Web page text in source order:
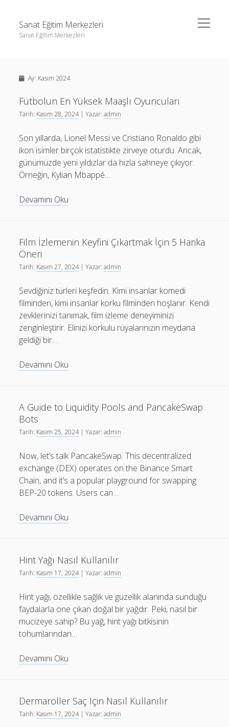
Sanat Eğitim Merkezleri
Sanat Eğitim Merkezleri
menüyü
aç
Sayfa Listesi
Youtube Abone Kasma Ücretsiz
Liste
Sayfa Listesi
Youtube Abone Kasma Ücretsiz
Ay: Kasım 2024
Futbolun En Yüksek Maaşlı Oyuncuları
Tarih: Kasım 28, 2024| Yazar:admin
Son yıllarda, Lionel Messi ve Cristiano Ronaldo gibi
ikon isimler birçok istatistikte zirveye oturdu. Ancak,
günümüzde yeni yıldızlar da hızla sahneye çıkıyor.
Örneğin, Kylian Mbappé…
Devamını Oku
Oyuncuları
Film İzlemenin Keyfini Çıkartmak İçin 5 Harika
Öneri
Tarih: Kasım 27, 2024| Yazar:admin
Sevdiğiniz türleri keşfedin. Kimi insanlar komedi
filminden, kimi insanlar korku filminden hoşlanır. Kendi
zevklerinizi tanımak, film izleme deneyiminizi
zenginleştirir. Elinizi korkulu rüyalarınızın meydana
geldiği bir…
Devamını Oku
Çıkartmak
İçin
Harika
Öneri
A Guide to Liquidity Pools and PancakeSwap
Bots
Tarih: Kasım 25, 2024| Yazar:admin
Now, let’s talk PancakeSwap. This decentralized
exchange (DEX) operates on the Binance Smart
Chain, and it’s a popular playground for swapping
BEP-20 tokens. Users can…
Devamını Oku
Liquidity
Pools
and
Bots
Hint Yağı Nasıl Kullanılır
Tarih: Kasım 17, 2024| Yazar:admin
Hint yağı, özellikle sağlık ve güzellik alanında sunduğu
faydalarla öne çıkan doğal bir yağdır. Peki, nasıl bir
mucizeye sahip? Bu yağ, hint yağı bitkisinin
tohumlarından…
Devamını Oku
Dermaroller Saç Için Nasıl Kullanılır
Tarih: Kasım 17, 2024| Yazar:admin